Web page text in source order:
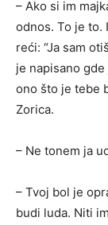
– Ako si im
odnos. To je to.
reći: “Ja sam
je napisano
ono što je tebe
Zorica.
– Ne tonem ja
– Tvoj bol je
budi luda. Niti